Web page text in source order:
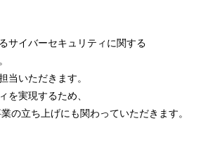
サイバーセキュリティに関する
当いただきます。
を実現するため、
の立ち上げにも関わっていただきます。